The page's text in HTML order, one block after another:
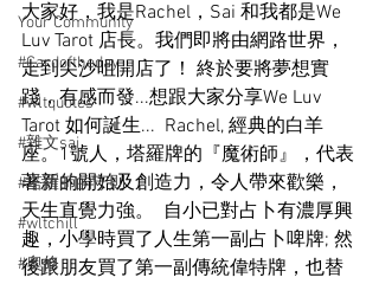
Your Community
#Cardoftheday
#wltquotes
#雜文sai
#塔羅師的守則
#wltchill
#奧修
大家好，我是Rachel，Sai 和我都是We
Luv Tarot 店長。我們即將由網路世界，
走到尖沙咀開店了！ 終於要將夢想實
踐，有感而發...想跟大家分享We Luv
Tarot 如何誕生...  Rachel, 經典的白羊
座。1號人，塔羅牌的『魔術師』，代表
著新的開始及創造力，令人帶來歡樂，
天生直覺力強。  自小已對占卜有濃厚興
趣，小學時買了人生第一副占卜啤牌; 然
後跟朋友買了第一副傳統偉特牌，也替